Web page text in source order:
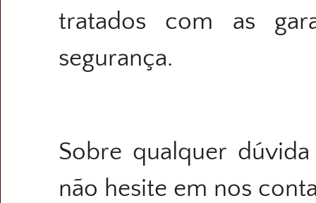
tratados com as
segurança.
Sobre qualquer
não hesite em nos